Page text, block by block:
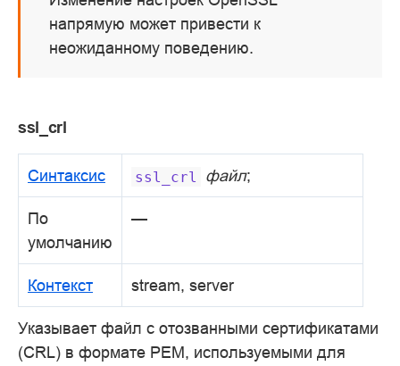
напрямую может привести к
неожиданному поведению.
ssl_crl
Синтаксис ssl_crl файл;
По
умолчанию
—
Контекст stream, server
Указывает файл с отозванными сертификатами
(CRL) в формате PEM, используемыми для